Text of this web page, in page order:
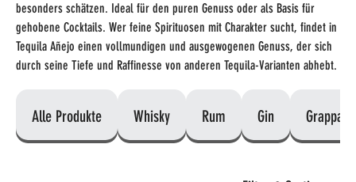
besonders schätzen. Ideal für den puren Genuss oder als Basis für
gehobene Cocktails. Wer feine Spirituosen mit Charakter sucht, findet in
Tequila Añejo einen vollmundigen und ausgewogenen Genuss, der sich
durch seine Tiefe und Raffinesse von anderen Tequila-Varianten abhebt.
Alle Produkte Whisky Rum Gin Grappa